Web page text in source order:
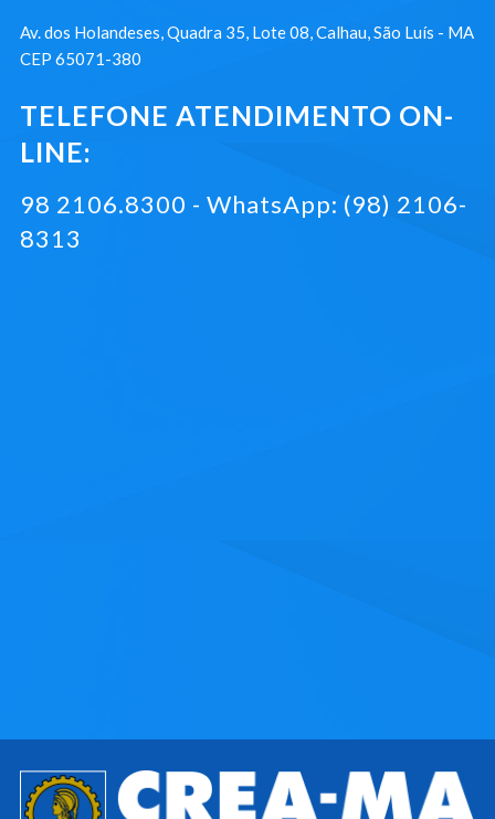
Av. dos Holandeses, Quadra 35, Lote 08, Calhau, São Luís - MA
CEP 65071-380
TELEFONE ATENDIMENTO ON-
LINE:
98 2106.8300 - WhatsApp: (98) 2106-
8313